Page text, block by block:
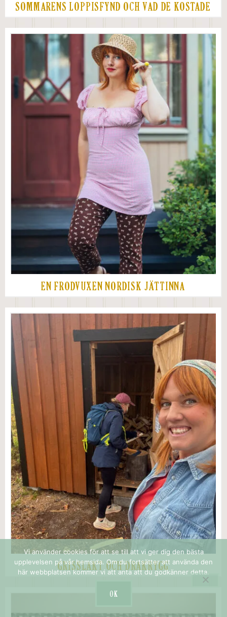
SOMMARENS LOPPISFYND OCH VAD DE KOSTADE
EN FRODVUXEN NORDISK JÄTTINNA
GRISSLAKT OCH DRAKRYGG
Vi använder cookies för att se till att vi ger dig den bästa
upplevelsen på vår hemsida. Om du fortsätter att använda den
här webbplatsen kommer vi att anta att du godkänner detta.
OK